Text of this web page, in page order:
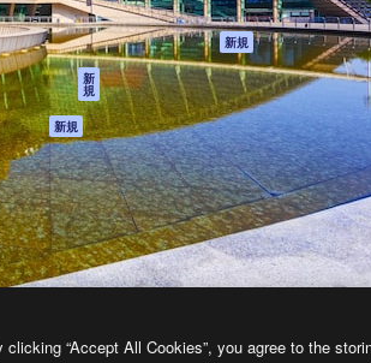
コンテン
ChatGPT 新
規
ント 新規
アプリ
Magnificツ
シー
オリジナル 新規
クッキーポリシー
トラストセンター
アフィリエイト
法人向け
ブロ
イベ
コン
する
プレ
です
転載を禁じます
clicking “Accept All Cookies”, you agree to the